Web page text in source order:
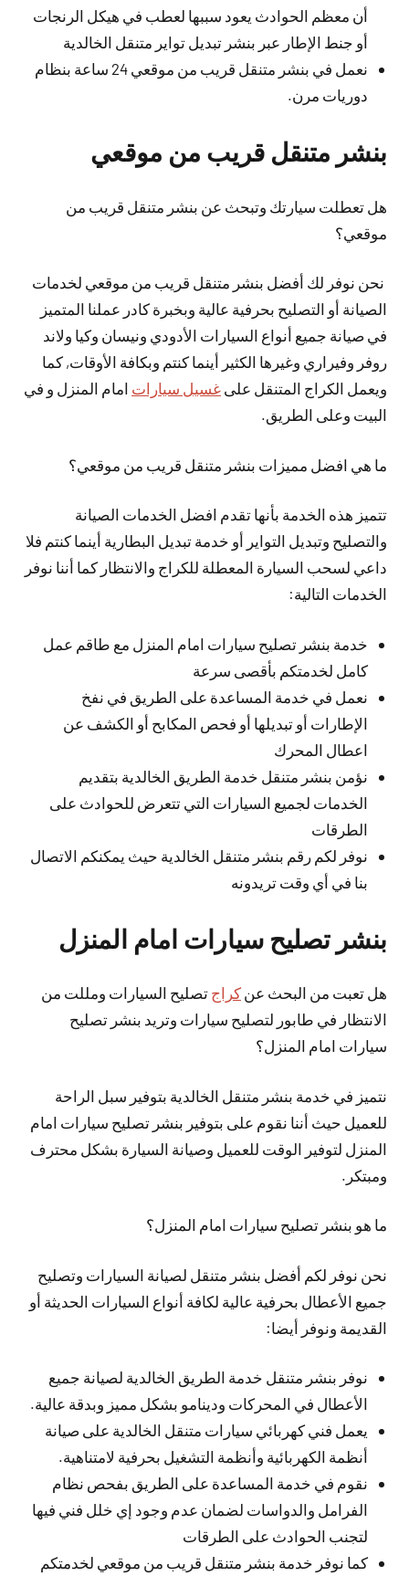
أن معظم الحوادث يعود سببها لعطب في هيكل الرنجات
أو جنط الإطار عبر بنشر تبديل تواير متنقل الخالدية
نعمل في بنشر متنقل قريب من موقعي 24 ساعة بنظام
دوريات مرن.
بنشر متنقل قريب من موقعي
هل تعطلت سيارتك وتبحث عن بنشر متنقل قريب من
موقعي؟
نحن نوفر لك أفضل بنشر متنقل قريب من موقعي لخدمات
الصيانة أو التصليح بحرفية عالية وبخبرة كادر عملنا المتميز
في صيانة جميع أنواع السيارات الأدودي ونيسان وكيا ولاند
روفر وفيراري وغيرها الكثير أينما كنتم وبكافة الأوقات, كما
ويعمل الكراج المتنقل على غسيل سيارات امام المنزل و في
البيت وعلى الطريق.
ما هي افضل مميزات بنشر متنقل قريب من موقعي؟
تتميز هذه الخدمة بأنها تقدم افضل الخدمات الصيانة
والتصليح وتبديل التواير أو خدمة تبديل البطارية أينما كنتم فلا
داعي لسحب السيارة المعطلة للكراج والانتظار كما أننا نوفر
الخدمات التالية:
خدمة بنشر تصليح سيارات امام المنزل مع طاقم عمل
كامل لخدمتكم بأقصى سرعة
نعمل في خدمة المساعدة على الطريق في نفخ
الإطارات أو تبديلها أو فحص المكابح أو الكشف عن
اعطال المحرك
نؤمن بنشر متنقل خدمة الطريق الخالدية بتقديم
الخدمات لجميع السيارات التي تتعرض للحوادث على
الطرقات
نوفر لكم رقم بنشر متنقل الخالدية حيث يمكنكم الاتصال
بنا في أي وقت تريدونه
بنشر تصليح سيارات امام المنزل
هل تعبت من البحث عن كراج تصليح السيارات ومللت من
الانتظار في طابور لتصليح سيارات وتريد بنشر تصليح
سيارات امام المنزل؟
نتميز في خدمة بنشر متنقل الخالدية بتوفير سبل الراحة
للعميل حيث أننا نقوم على بتوفير بنشر تصليح سيارات امام
المنزل لتوفير الوقت للعميل وصيانة السيارة بشكل محترف
ومبتكر.
ما هو بنشر تصليح سيارات امام المنزل؟
نحن نوفر لكم أفضل بنشر متنقل لصيانة السيارات وتصليح
جميع الأعطال بحرفية عالية لكافة أنواع السيارات الحديثة أو
القديمة ونوفر أيضا:
نوفر بنشر متنقل خدمة الطريق الخالدية لصيانة جميع
الأعطال في المحركات ودينامو بشكل مميز وبدقة عالية.
يعمل فني كهربائي سيارات متنقل الخالدية على صيانة
أنظمة الكهربائية وأنظمة التشغيل بحرفية لامتناهية.
نقوم في خدمة المساعدة على الطريق بفحص نظام
الفرامل والدواسات لضمان عدم وجود إي خلل فني فيها
لتجنب الحوادث على الطرقات
كما نوفر خدمة بنشر متنقل قريب من موقعي لخدمتكم